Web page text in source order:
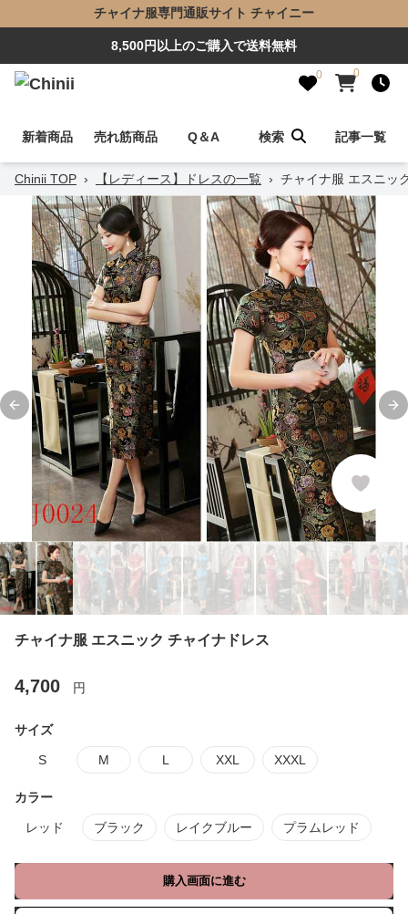
チャイナ服専門通販サイト チャイニー
8,500円以上のご購入で送料無料
0 0
新着商品 売れ筋商品 Q＆A 検索 記事一覧
Chinii TOP › 【レディース】ドレスの一覧 › チャイナ服 エスニッ
Previous slide
チャイナ服 エスニック チャイナドレス
4,700 円
サイズ
S M L XXL XXXL
カラー
レッド ブラック レイクブルー プラムレッド
購入画面に進む